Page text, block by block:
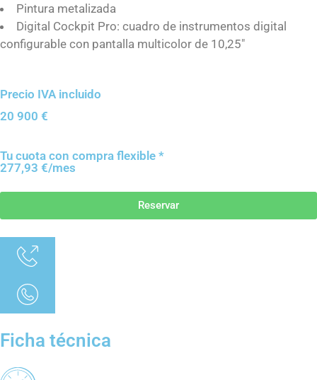
Pintura metalizada
Digital Cockpit Pro: cuadro de instrumentos digital
configurable con pantalla multicolor de 10,25″
Precio IVA incluido
20 900 €
Tu cuota con compra flexible *
277,93 €/mes
Reservar
Ficha técnica